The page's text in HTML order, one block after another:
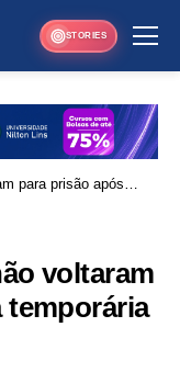
STORIES
para prisão após
voltaram
temporária